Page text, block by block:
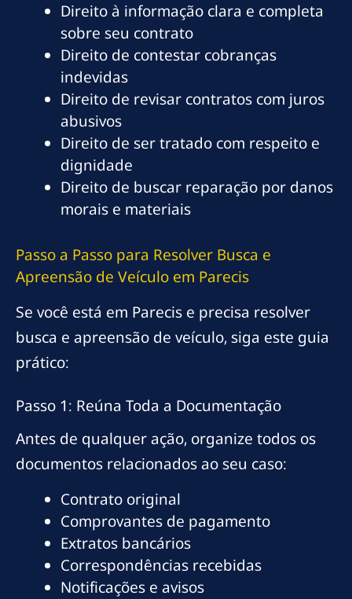
Direito à informação clara e completa
sobre seu contrato
Direito de contestar cobranças
indevidas
Direito de revisar contratos com juros
abusivos
Direito de ser tratado com respeito e
dignidade
Direito de buscar reparação por danos
morais e materiais
Passo a Passo para Resolver Busca e
Apreensão de Veículo em Parecis
Se você está em Parecis e precisa resolver
busca e apreensão de veículo, siga este guia
prático:
Passo 1: Reúna Toda a Documentação
Antes de qualquer ação, organize todos os
documentos relacionados ao seu caso:
Contrato original
Comprovantes de pagamento
Extratos bancários
Correspondências recebidas
Notificações e avisos